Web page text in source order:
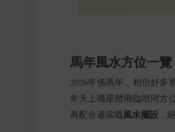
馬年風水方位一覽
2026年係馬年，相信好多
年天上嘅星體飛臨唔同方
再配合適當嘅風水擺設 ，